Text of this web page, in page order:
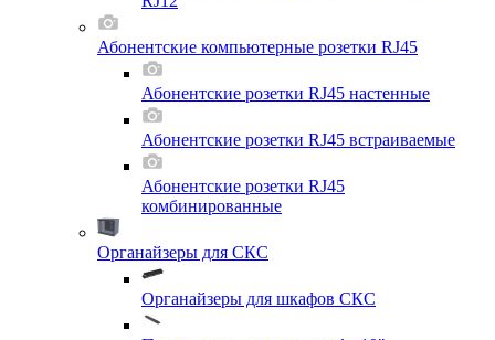
Абонентские компьютерные розетки RJ45
Абонентские розетки RJ45 настенные
Абонентские розетки RJ45 встраиваемые
Абонентские розетки RJ45
комбинированные
Органайзеры для СКС
Органайзеры для шкафов СКС